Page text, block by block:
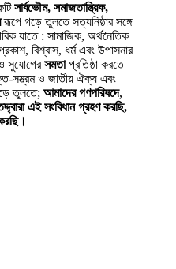
সার্বভৌম, সমাজতান্ত্রিক,
রূপে গড়ে তুলতে সত্যনিষ্ঠার সঙ্গে
যাতে : সামাজিক, অর্থনৈতিক
বিশ্বাস, ধর্ম এবং উপাসনার
ও সুযোগেরসমতাপ্রতিষ্ঠা করতে
সম্ভ্রম ও জাতীয় ঐক্য এবং
তুলতে; আমাদের গণপরিষদে,
এই সংবিধান গ্রহণ করছি,